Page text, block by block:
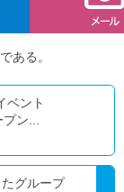
ある。
ベント
ン...
グループ